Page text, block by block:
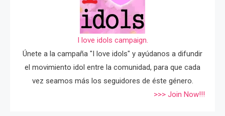
I love idols campaign.
Únete a la campaña "I love idols" y ayúdanos a difundir
el movimiento idol entre la comunidad, para que cada
vez seamos más los seguidores de éste género.
>>> Join Now!!!